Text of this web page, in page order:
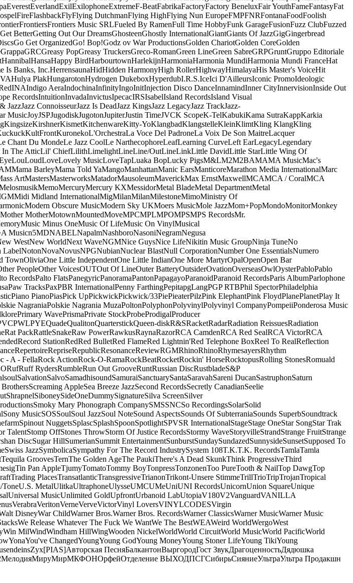
EverestEverlandExilExilophoneExtremeF-BeatFabrikaFactoryFactory BeneluxFair YouthFameFantasyFat
FireFlashbackFlyFlying DutchmanFlying HighFlying Nun EuropeFMPFNRFontanaFoodFoolish
FrontiersFrontiers Music SRLFueled By RamenFull Time HobbyFunk GarageFusionFuzz ClubFuzzed
Get BetterGetting Out Our DreamsGhosteenGhostly InternationalGiantGiants Of JazzGigGingerbread
Go Get OrganizedGo! Bop!Godz ov War ProductionsGolden ChariotGolden CoreGolden
GrappaGRCGreasy PopGreasy TruckersGreco-RomanGreen LineGreen SabreGRPGruntGruppo Editoriale
HannibalHansaHappy BirdHarbourtownHarlekijnHarmoniaHarmonia MundiHarmonia Mundi FranceHat
Is Banks, Inc.HerrensaunaHidHidden HarmonyHigh RollerHighwayHimalayaHis Master's VoiceHit
Hulya PlakHungarotonHydrogen DukeboxHyperdubI.R.S.IceIci D'AilleursIconic PromoIdeologic
INAIndigo AeraIndochinaInfinityIngoInitInjection Disco DanceInnamindInner CityInnervisionInside Out
RecordsIntuitionInvadaInvictusIpecacIRSIsabelIsland RecordsIsland Visual
JazzJazz ConnoisseurJazz Is DeadJazz KingsJazz LegacyJazz TrackJazz-
MusicJoyJSPJugodiskJugotonJupiterJustin TimeJVCK ScopeK-TelKabukiKama SutraKappKarkia
KingsizeKirshnerKismetKitchenwareKitty-YoKlangbadKlangstelleKleinKlimtKling KlangKling
KultFrontKuronekoL'OrchestraLa Voce Del PadroneLa Voix De Son MaitreLacquer
Chant Du MondeLe Jazz CoolLe NarthecophoreLeafLearning CurveLeft EarLegacyLegendary
The AtticLil' ChiefLilithLimelightLineLine/OutLineLinkLittle DavidLittle StarLittle Wing Of
LouLoudLoveLovely MusicLoveTapLuaka BopLucky PigsM&LM2M2BAMAMA MusicMac's
Mama BarleyMama Told YaMangoManhattanManic EarsManticoreMarathon Media InternationalMarc
ArtMastersMasterworksMatadorMausoleumMaverickMax ErnstMaxwellMCAMCA / CoralMCA
MemoMercuryMercury KXMessidorMetal BladeMetal DepartmentMetal
Midi Midland InternationalMigMilanMilanMilestoneMimoMinistry Of
Modern Obscure MusicModern Sky UKMoers MusicMole JazzMom+PopMondoMonitorMonkey
Mother MotherMotownMountedMoveMPCMPLMPOMPSMPS RecordsMr.
Music Minus OneMusic Of LifeMusic On VinylMusical
Musicn5MDNABELNapalmNashboroNasoniNegramNegusa
WestNew WorldNext WaveNGMNice GuysNice LifeNikitin Music GroupNinja TuneNo
LabelNotonNovaNovusNPGNubianNuclear BlastNull CorporationNumber One EssentialsNumero
TownOliviaOne Little IndependentOne Little IndianOne More MartyrOpalOpenOpen Bar
PeopleOther VoicesOUTOut Of LineOuter BatteryOutsiderOvationOverseasOwlOysterPabloPablo
RecordsPalto FlatsPanegyricPanoramaPantonPapagayoParanoidParanoid RecordsParis AlbumParlophone
Paw TracksPaxPBR InternationalPenny FarthingPepitapgLangPGP RTBPhil SpectorPhiladelphia
Piano PianoPiasPick UpPickwickPickwick/33PiePieaterPilzPink ElephantPink FloydPlanePlanetPlay It
NagraniaPolskie Nagrania MuzaPoltonPolyphonPolyvinylPolyvinyl CompanyPompeiiPonderosa Music
Primary WavePrismaPrivate StockProbeProdigalProducer
PWLPYEQuadeQualitonQuarterstickQueen-diskR&SRacketRadarRadiation ReissuesRadiation
Rat PackRattleSnakeRaw PowerRawkusRaynaRazorRCA CamdenRCA Red SealRCA VictorRCA
Record StationRedRed BulletRed FlameRed Lightnin'Red Telephone BoxReel To RealReflection
RepertoireRepriseRepublicResonanceReviewRGMRhinoRhinoRhymesayersRhythm
- A - FellaRock ActionRock-O-RamaRockBeatRocketRockin' HorseRocktopusRolling StonesRomuald
RufRuff RydersRumbleRun Out GrooveRuntRussian DiscRustbladeS&P
SalvationSalvoSamadhisoundSamuraiSanctuarySantaSaravahSareni DucanSastruphonSaturn
BrothersScreaming AppleSea Breeze JazzSecond RecordsSecretly CanadianSeelie
ShrapnelSiboneySideOneDummySignatureSilva ScreenSilver
Smoky Mary Phonograph CompanySMSSNCSo RecordingsSolarSolid
Sony MusicSOSSoulSoul JazzSoul NoteSound AspectsSounds Of SubterraniaSounds SuperbSoundtrack
Spinout NuggetsSplascSplashSpoonSpotlightSPVSR InternationalStageStage OneStar SongStar Trak
TalentStomp OffStones ThrowStorm Of Justice RecordsStormy WaveStoryvilleStrandStrange FruitStrange
DiscSugar HillSumerianSummit EntertainmentSunburstSundaySundazedSunnysideSunsetSupposed To
Swiss JazzSymbolicaSympathy For The Record IndustrySystem 108T.K.T.K. RecordsTamlaTamla
Tequila GroovesTernThe Golden AgeThe PaukiThere's A Dead SkunkThink ProgressiveThird
Tin Pan AppleTjumyTomatoTommy BoyTonpressTonzonenToo PureTooth & NailTop DawgTop
Trading PlacesTransatlanticTransgressiveTrianonTrikont-Unsere StimmeTrillTrioTripTrojanTropical
ToneU.S. MetalUlitkaUltraphoneUlysseUMCUMeUniUNI RecordsUnicornUnion SquareUnique
Universal MusicUnlimited GoldUpfrontUrbanoid LabUtopiaV180V2VanguardVANILLA
VerabraVeritonVerneVerveVictorVinyl LoversVINYLCODESVirgin
DisneyWar ChildWarner Bros.Warner Bros. RecordsWarner ClassicsWarner MusicWarner Music
We Release Whatever The Fuck We WantWe The BestWEAWeird WorldWergoWest
Win MilWindWindham HillWingWooden NickelWorldWorld CircuitWorld MusicWorld PacificWorld
YonaYou've ChangedYoungYoung GodYoung MoneyYoung Stoner LifeYoung TikiYoung
Zyx[PIAS]Авторская ПесняБалкантонВыргородГост ЗвукДрагоценностьДядюшка
МелодияМируМирМКФОНОрфейОтделение ВЫХОДПСГСибирьСияниеУльтраУльтра Продакшн